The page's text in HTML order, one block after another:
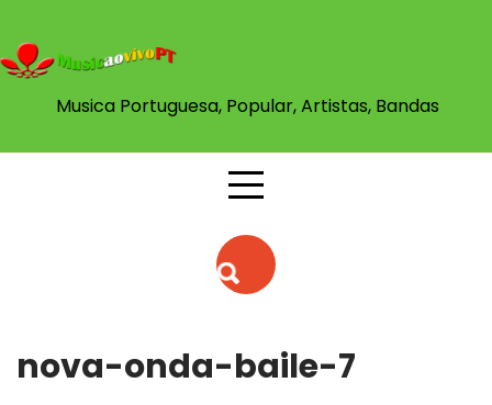
content
Musica Portuguesa, Popular, Artistas, Bandas
nova-onda-baile-7